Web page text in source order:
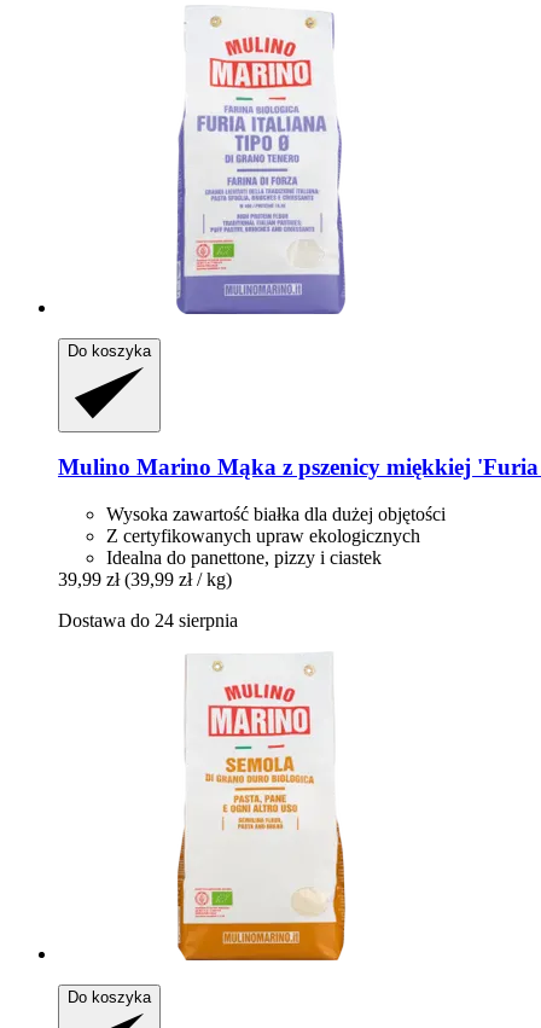
Do koszyka
Mulino Marino Mąka z pszenicy miękkiej
Wysoka zawartość białka dla dużej objętości
Z certyfikowanych upraw ekologicznych
Idealna do panettone, pizzy i ciastek
39,99 zł (39,99 zł / kg)
Dostawa do 24 sierpnia
Do koszyka